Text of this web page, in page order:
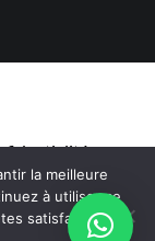
la meilleure
à utiliser ce
satisfait.